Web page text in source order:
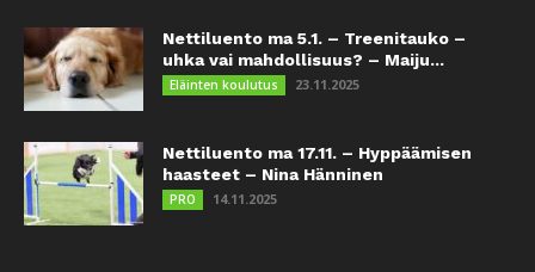
Nettiluento ma 5.1. – Treenitauko –
uhka vai mahdollisuus? – Maiju...
Eläinten koulutus 23.11.2025
Nettiluento ma 17.11. – Hyppäämisen
haasteet – Nina Hänninen
PRO 14.11.2025